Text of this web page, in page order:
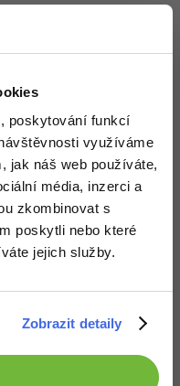
poskytování funkcí
využíváme
jak náš web používáte,
média, inzerci a
zkombinovat s
poskytli nebo které
jejich služby.
Zobrazit detaily
způsobu pořízení.
získat vysněnou a
pro sledování
a toků s